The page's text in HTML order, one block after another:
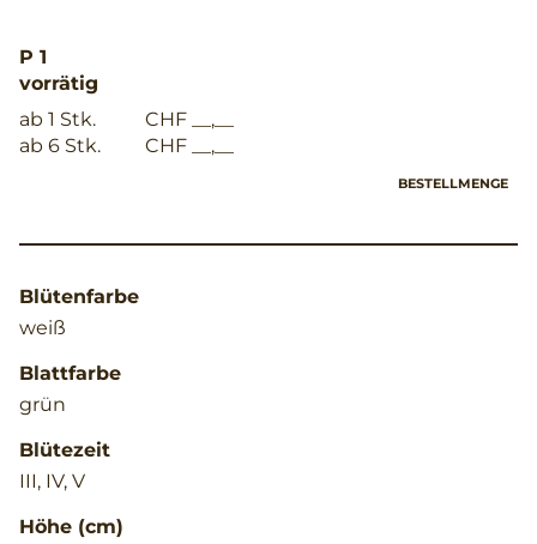
P 1
vorrätig
ab 1 Stk.
CHF __,__
ab 6 Stk.
CHF __,__
BESTELLMENGE
Blütenfarbe
weiß
Blattfarbe
grün
Blütezeit
III, IV, V
Höhe (cm)